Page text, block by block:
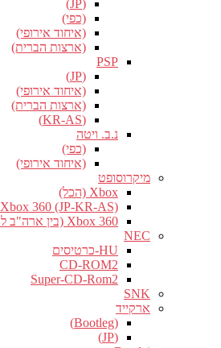
(JP)
(כפי)
(איחוד אירופי)
(ארצות הברית)
PSP
(JP)
(איחוד אירופי)
(ארצות הברית)
(KR-AS)
נ.ב. ויטה
(כפי)
(איחוד אירופי)
מיקרוסופט
Xbox (הכל)
Xbox 360 (JP-KR-AS)
Xbox 360 (בין ארה"ב לאיחוד אירופי)
NEC
HU-כרטיסים
CD-ROM2
Super-CD-Rom2
SNK
ארקייד
(Bootleg)
(JP)